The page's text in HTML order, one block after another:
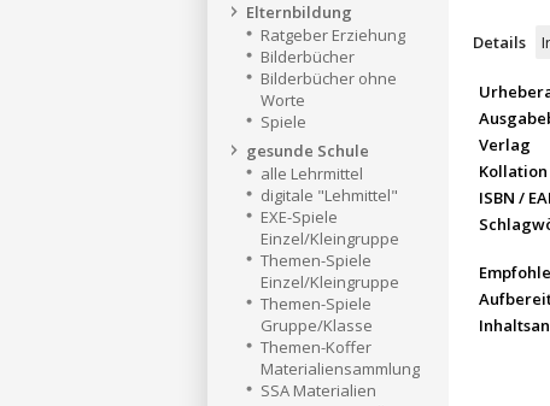
Elternbildung
Ratgeber Erziehung
Bilderbücher
Bilderbücher ohne
Worte
Spiele
gesunde Schule
alle Lehrmittel
digitale "Lehmittel"
EXE-Spiele
Einzel/Kleingruppe
Themen-Spiele
Einzel/Kleingruppe
Themen-Spiele
Gruppe/Klasse
Themen-Koffer
Materialiensammlung
SSA Materialien
Details
Verlag
Kollation
ISBN /